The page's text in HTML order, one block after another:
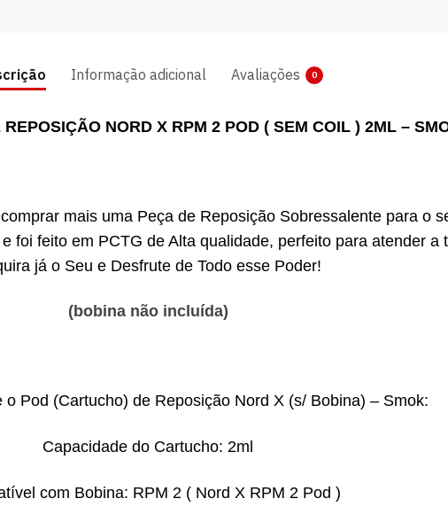
Informação adicional Avaliações 0
NORD X RPM 2 POD ( SEM COIL ) 2ML –
mais uma Peça de Reposição Sobressalente para o
foi feito em PCTG de Alta qualidade, perfeito para atender a
já o Seu e Desfrute de Todo esse Poder!
(bobina não incluída)
o Pod (Cartucho) de Reposição Nord X (s/ Bobina) – Smok:
Capacidade do Cartucho: 2ml
com Bobina: RPM 2 ( Nord X RPM 2 Pod )